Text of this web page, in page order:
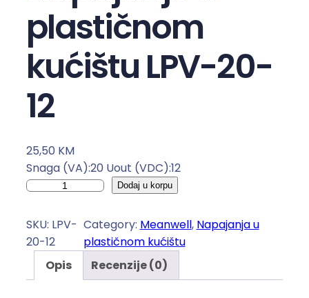
plastičnom
kućištu LPV-20-
12
25,50 KM
Snaga (VA):20 Uout (VDC):12
N
p
a
Dodaj u korpu
SKU: LPV-
20-12
Category: Meanwell, Napajanja u
plastičnom kućištu
Opis
Recenzije (0)